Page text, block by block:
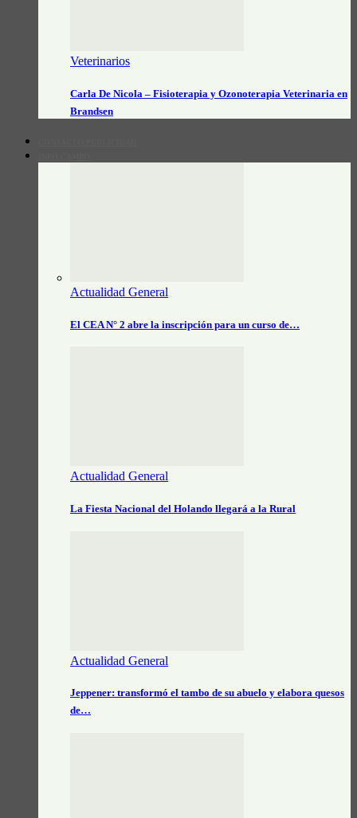
Veterinarios
Carla De Nicola – Fisioterapia y Ozonoterapia Veterinaria en
Brandsen
Actualidad General
El CEA N° 2 abre la inscripción para un curso de…
Actualidad General
La Fiesta Nacional del Holando llegará a la Rural
Actualidad General
Jeppener: transformó el tambo de su abuelo y elabora quesos
de…